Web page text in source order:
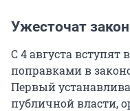
Ужесточат
С 4 августа вступят
поправками в
Первый
публичной власти,